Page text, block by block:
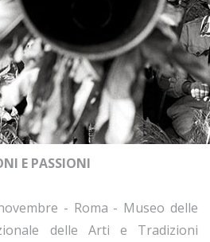
E PASSIONI
- Roma - Museo delle
delle Arti e Tradizioni